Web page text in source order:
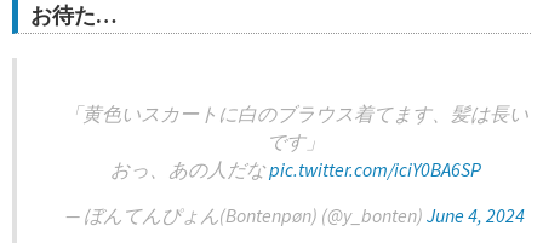
お待た…
「黄色いスカートに白のブラウス着てます、髪は長い
です」
おっ、あの人だなpic.twitter.com/iciY0BA6SP
— ぼんてんぴょん(Bontenpøn) (@y_bonten) June 4, 2024